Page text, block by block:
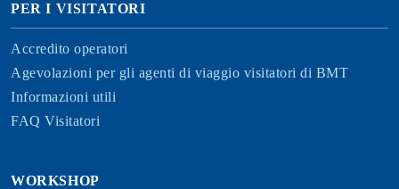
PER I VISITATORI
Accredito operatori
Agevolazioni per gli agenti di viaggio visitatori di BMT
Informazioni utili
FAQ Visitatori
WORKSHOP